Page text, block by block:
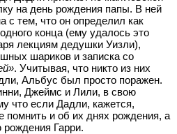
на день рождения папы. В ней
с тем, что он определил как
конца (ему удалось это
лекциям дедушки Уизли),
шариков и записка со
. Учитывая, что никто из них
Альбус был просто поражен.
Джеймс и Лили, в свою
что если Дадли, кажется,
помнить и об их днях рождения, а
рождения Гарри.